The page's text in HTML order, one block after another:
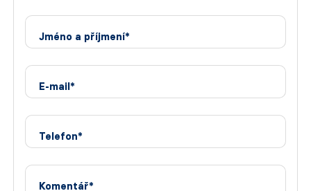
Jméno a příjmení*
E-mail*
Telefon*
Komentář*